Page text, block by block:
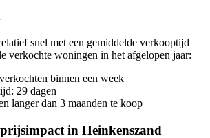
snel met een gemiddelde verkooptijd
verkochte woningen in het afgelopen jaar:
binnen een week
29 dagen
langer dan 3 maanden te koop
in Heinkenszand